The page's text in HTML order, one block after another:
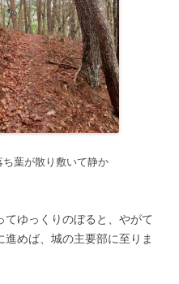
葉が散り敷いて静か
ゆっくりのぼると、やがて
めば、城の主要部に至りま